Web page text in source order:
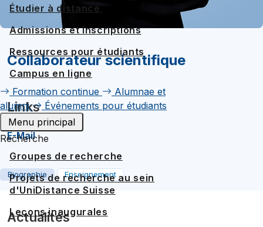
Étudier à distance
Admissions et inscriptions
Ressources pour étudiants
Campus en ligne
Formation continue
Alumnae et
alumni
Événements pour étudiants
Menu principal
Recherche
Groupes de recherche
Projets de recherche au sein
d'UniDistance Suisse
Leçons inaugurales
Collaborateur scientifique
Links
E-Mail
Biographie Enseignement
Actualités